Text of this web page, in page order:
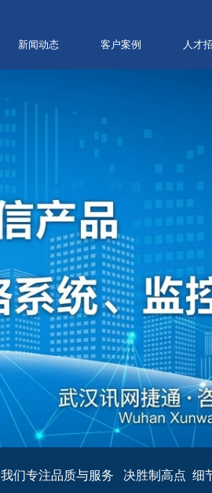
新闻动态 客户案例 人才
我们专注品质与服务 决胜制高点 细